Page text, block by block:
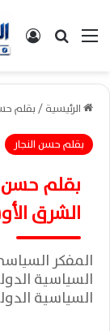
القائمةبحث عن
الرئيسية/بقلم
بقلم حسن النجار
بقلم حسن
الشرق
المفكر
السياسية
السياسية